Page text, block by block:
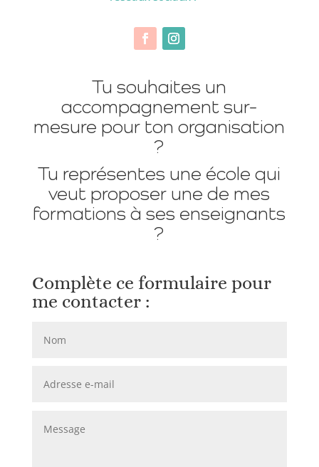
Tu souhaites un
accompagnement sur-
mesure pour ton organisation
?
Tu représentes une école qui
veut proposer une de mes
formations à ses enseignants
?
Complète ce formulaire pour
me contacter :